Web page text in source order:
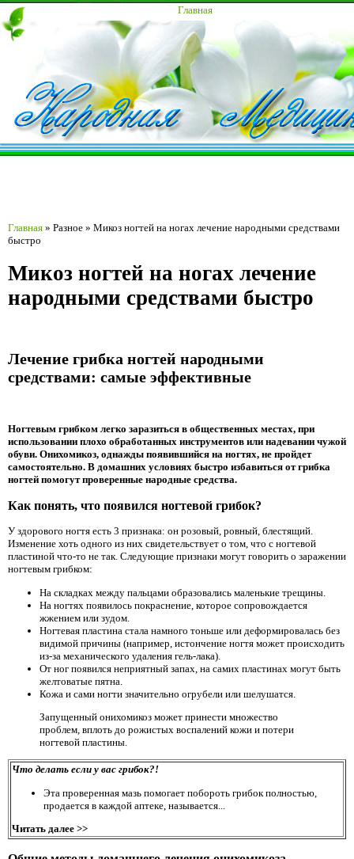
Главная
Главная » Разное » Микоз ногтей на ногах лечение народными средствами
быстро
Микоз ногтей на ногах лечение
народными средствами быстро
Лечение грибка ногтей народными
средствами: самые эффективные
Ногтевым грибком легко заразиться в общественных местах, при
использовании плохо обработанных инструментов или надевании чужой
обуви. Онихомикоз, однажды появившийся на ногтях, не пройдет
самостоятельно. В домашних условиях быстро избавиться от грибка
ногтей помогут проверенные народные средства.
Как понять, что появился ногтевой грибок?
У здорового ногтя есть 3 признака: он розовый, ровный, блестящий.
Изменение хоть одного из них свидетельствует о том, что с ногтевой
пластиной что-то не так. Следующие признаки могут говорить о заражении
ногтевым грибком:
На складках между пальцами образовались маленькие трещины.
На ногтях появилось покраснение, которое сопровождается
жжением или зудом.
Ногтевая пластина стала намного тоньше или деформировалась без
видимой причины (например, истончение ногтя может происходить
из-за механического удаления гель-лака).
От ног появился неприятный запах, на самих пластинах могут быть
желтоватые пятна.
Кожа и сами ногти значительно огрубели или шелушатся.
Запущенный онихомикоз может принести множество
проблем, вплоть до рожистых воспалений кожи и потери
ногтевой пластины.
Что делать если у вас грибок?!
Эта проверенная мазь помогает побороть грибок полностью,
продается в каждой аптеке, называется...
Читать далее >>